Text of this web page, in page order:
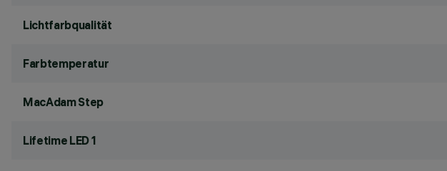
Lichtfarbqualität
Farbtemperatur
MacAdam Step
Lifetime LED 1